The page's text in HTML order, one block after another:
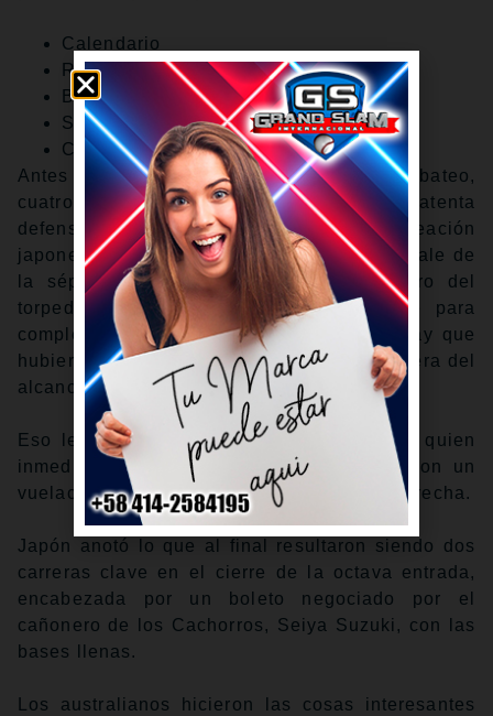
Calendario
Rosters
Boletos
Sedes
Cobertura completa
Antes de que Yoshida entrara a la caja de bateo,
cuatro serpentineros australianos y una atenta
defensa había silenciado a la potente alineación
japonesa por 6.2 episodios. Australia casi sale de
la séptima entrada sin daños, pero el tiro del
torpedero Jarryd Dale a la primera base para
completar lo que hubiera sido un doble play que
hubiera concluido el capítulo estuvo muy fuera del
alcance del lanzador Jon Kennedy.
Eso le presentó la oportunidad a Yoshida, quien
inmediatamente animó a la afición local con un
vuelacercas de 394 pies hacia la pradera derecha.
Japón anotó lo que al final resultaron siendo dos
carreras clave en el cierre de la octava entrada,
encabezada por un boleto negociado por el
cañonero de los Cachorros, Seiya Suzuki, con las
bases llenas.
Los australianos hicieron las cosas interesantes